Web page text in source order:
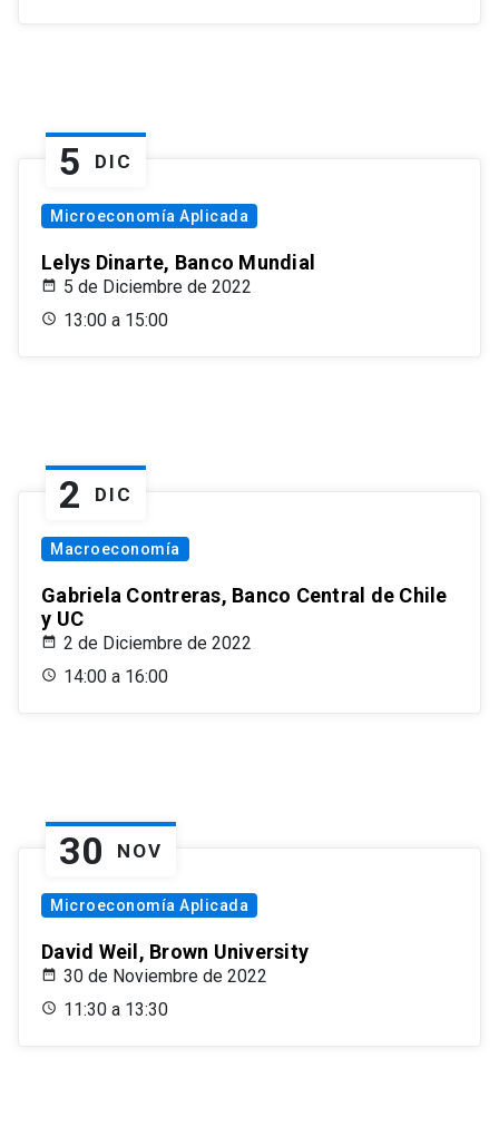
5 DIC
Microeconomía Aplicada
Lelys Dinarte, Banco Mundial
5 de Diciembre de 2022
13:00 a 15:00
2 DIC
Macroeconomía
Gabriela Contreras, Banco Central de Chile
y UC
2 de Diciembre de 2022
14:00 a 16:00
30 NOV
Microeconomía Aplicada
David Weil, Brown University
30 de Noviembre de 2022
11:30 a 13:30